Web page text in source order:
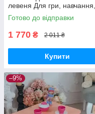
левеня Для гри, навчання,
малювання.
Готово до відправки
1 770 ₴ 2 011 ₴
Купити
–9%